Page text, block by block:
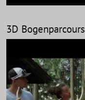
3D Bogenparcours